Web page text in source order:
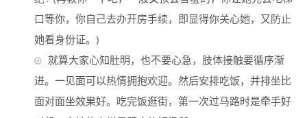
口等你，你自己去办开房手续，即显得你关心她，又防止
她看身份证。)
就算大家心知肚明，也不要心急，肢体接触要循序渐
进。一见面可以热情拥抱欢迎。然后安排吃饭，并排坐比
面对面坐效果好。吃完饭逛街，第一次过马路时是牵手好